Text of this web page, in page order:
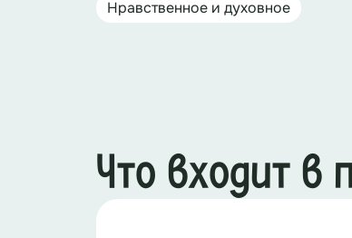
Нравственное и духовное
Что входит в